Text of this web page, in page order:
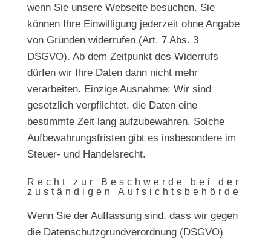
wenn Sie unsere Webseite besuchen. Sie
können Ihre Einwilligung jederzeit ohne Angabe
von Gründen widerrufen (Art. 7 Abs. 3
DSGVO). Ab dem Zeitpunkt des Widerrufs
dürfen wir Ihre Daten dann nicht mehr
verarbeiten. Einzige Ausnahme: Wir sind
gesetzlich verpflichtet, die Daten eine
bestimmte Zeit lang aufzubewahren. Solche
Aufbewahrungsfristen gibt es insbesondere im
Steuer- und Handelsrecht.
Recht zur Beschwerde bei der
zuständigen Aufsichtsbehörde
Wenn Sie der Auffassung sind, dass wir gegen
die Datenschutzgrundverordnung (DSGVO)